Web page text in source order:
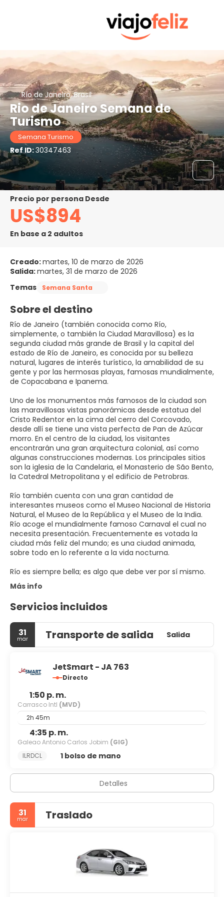
Río de Janeiro, Brasil
Rio de Janeiro Semana de
Turismo
Semana Turismo
Ref ID:30347463
precio por persona Desde
US$894
En base a 2 adultos
Creado:martes, 10 de marzo de 2026
Salida:martes, 31 de marzo de 2026
Temas
Semana Santa
Sobre el destino
Río de Janeiro (también conocida como Río,
simplemente, o también la Ciudad Maravillosa) es la
segunda ciudad más grande de Brasil y la capital del
estado de Río de Janeiro, es conocida por su belleza
natural, lugares de interés turístico, la amabilidad de su
gente y por las hermosas playas, famosas mundialmente,
de Copacabana e Ipanema.
Uno de los monumentos más famosos de la ciudad son
las maravillosas vistas panorámicas desde estatua del
Cristo Redentor en la cima del cerro del Corcovado,
desde allí se tiene una vista perfecta de Pan de Azúcar
morro. En el centro de la ciudad, los visitantes
encontrarán una gran arquitectura colonial, así como
algunas construcciones modernas. Los principales sitios
son la iglesia de la Candelaria, el Monasterio de São Bento,
la Catedral Metropolitana y el edificio de Petrobras.
Río también cuenta con una gran cantidad de
interesantes museos como el Museo Nacional de Historia
Natural, el Museo de la República y el Museo de la India.
Río acoge el mundialmente famoso Carnaval el cual no
necesita presentación. Frecuentemente es votada la
ciudad más feliz del mundo; es una ciudad animada,
sobre todo en lo referente a la vida nocturna.
Río es siempre bella; es algo que debe ver por sí mismo.
Más info
Servicios incluidos
31
mar Transporte de salida Salida
JetSmart - JA 763
Directo
1:50 p. m.
Carrasco Intl (MVD)
2h 45m
4:35 p. m.
Galeao Antonio Carlos Jobim (GIG)
ILRDCL
1 bolso de mano
Detalles
31
mar Traslado